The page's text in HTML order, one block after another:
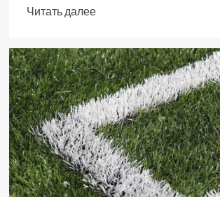
Читать далее